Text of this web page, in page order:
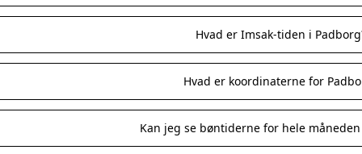
Hvad er Imsak-tiden i
Hvad er koordinaterne for
Kan jeg se bøntiderne for hele